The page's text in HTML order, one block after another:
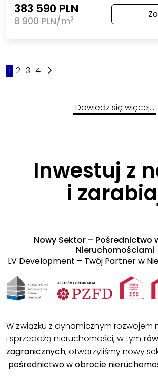
383 590 PLN
8 900 PLN/m2
1 2 3 4
Dowiedz się więcej…
Inwestuj z
i
Nowy Sektor – Pośrednictwo
Nieruchomościami
LV Development – Twój Partner w
W związku z dynamicznym rozwojem
i sprzedażą nieruchomości, w tym
zagranicznych, otworzyliśmy nowy
pośrednictwo w obrocie